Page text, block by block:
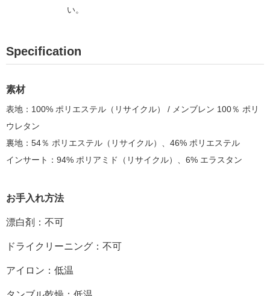
い。
Specification
素材
表地：100% ポリエステル（リサイクル） / メンブレン 100％ ポリ
ウレタン
裏地：54％ ポリエステル （リサイクル） 、46% ポリエステル
インサート：94% ポリアミド
（リサイクル） 、6% エラスタン
お手入れ方法
漂白剤：不可
ドライクリーニング： 不可
アイロン：低温